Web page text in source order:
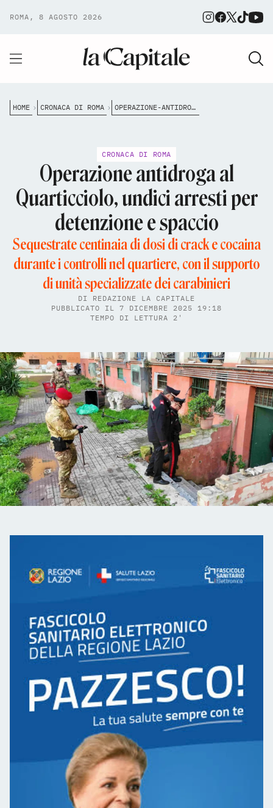
ROMA, 8 AGOSTO 2026
HOME CRONACA DI ROMA OPERAZIONE-ANTIDROGA-QUARTICCIOLO-11-ARRESTI-CARABINIERI
CRONACA DI ROMA
Operazione antidroga al
Quarticciolo, undici arresti per
detenzione e spaccio
Sequestrate centinaia di dosi di crack e cocaina
durante i controlli nel quartiere, con il supporto
di unità specializzate dei carabinieri
DI REDAZIONE LA CAPITALE
PUBBLICATO IL 7 DICEMBRE 2025 19:18
TEMPO DI LETTURA 2'